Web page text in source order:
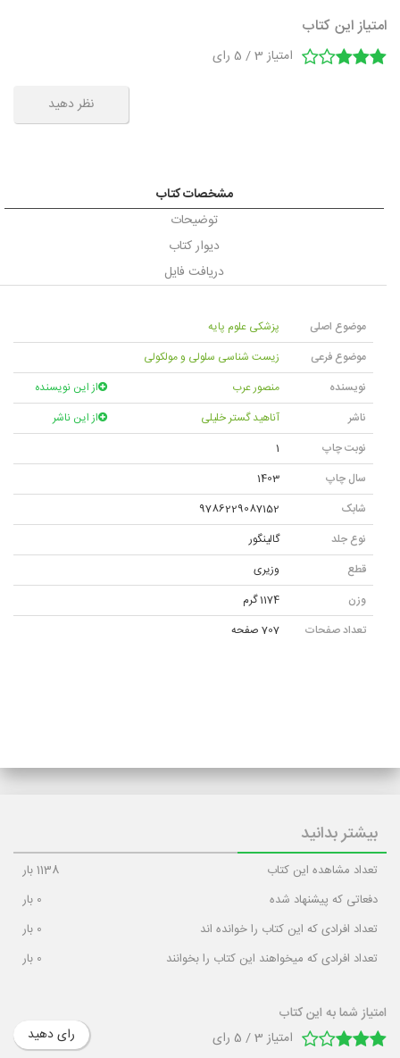
امتیاز این کتاب
امتیاز3
/
5 رای
نظر دهید
مشخصات کتاب
توضیحات
دیوار کتاب
دریافت فایل
موضوع اصلی
پزشکی علوم پایه
موضوع فرعی
زیست شناسی سلولی و مولکولی
نویسنده
منصور عرب
از این نویسنده
ناشر
آناهید گستر خلیلی
از این ناشر
نوبت چاپ
1
سال چاپ
1403
شابک
9786229087152
نوع جلد
گالينگور
قطع
وزیری
وزن
1174 گرم
تعداد صفحات
707 صفحه
بیشتر بدانید
تعداد مشاهده این کتاب 1138بار
دفعاتی که پیشنهاد شده
0 بار
تعداد افرادی که این کتاب را خوانده اند
0 بار
تعداد افرادی که میخواهند این کتاب را بخوانند
0 بار
امتیاز شما به این کتاب
امتیاز3
/
5 رای رای دهید